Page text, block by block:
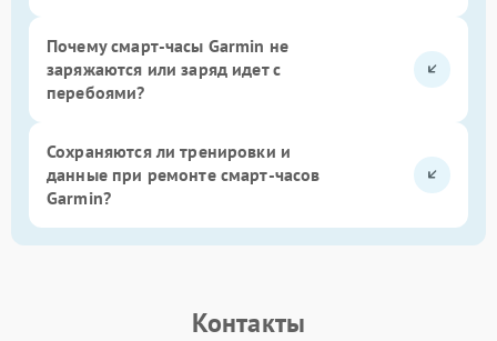
Почему смарт-часы Garmin не
заряжаются или заряд идет с
перебоями?
Сохраняются ли тренировки и
данные при ремонте смарт-часов
Garmin?
Контакты